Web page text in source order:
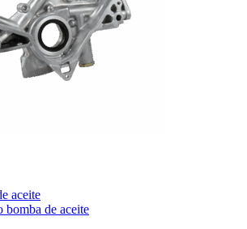
aceite
bomba de aceite